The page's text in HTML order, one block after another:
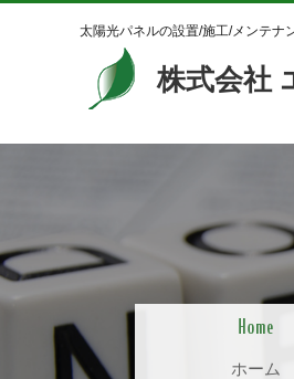
太陽光パネルの設置/施工/メンテナ
株式会社
ホーム